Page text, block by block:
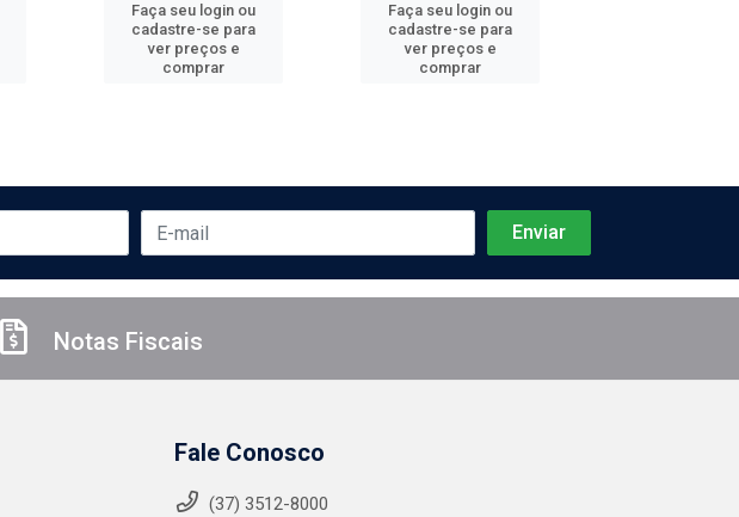
Faça seu login ou
cadastre-se para
ver preços e
comprar
Faça seu login ou
cadastre-se para
ver preços e
comprar
Notas Fiscais
Fale Conosco
(37) 3512-8000